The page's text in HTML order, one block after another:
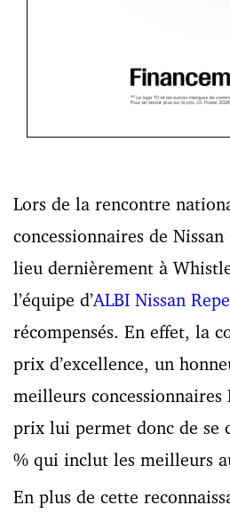
Lors de la rencontre
concessionnaires de
lieu dernièrement à
l’équipe d’ALBI Nissan
récompensés. En effet, la
prix d’excellence, un
meilleurs concessionnaires
prix lui permet donc de se
% qui inclut les meilleurs
En plus de cette